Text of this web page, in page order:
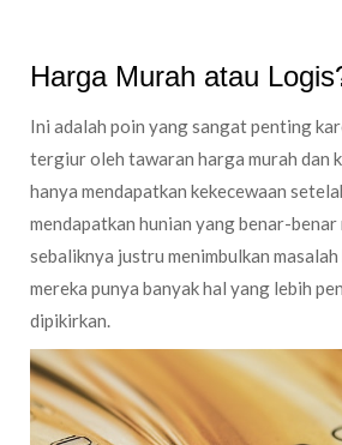
Harga Murah atau
Ini adalah poin yang sangat penting
tergiur oleh tawaran harga murah dan
hanya mendapatkan kekecewaan
mendapatkan hunian yang benar-benar
sebaliknya justru menimbulkan
mereka punya banyak hal yang lebih
dipikirkan.